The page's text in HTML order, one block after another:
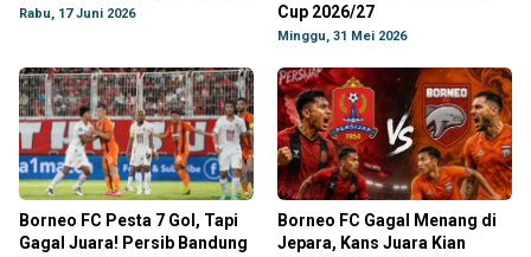
Rabu, 17 Juni 2026
Cup 2026/27
Minggu, 31 Mei 2026
Borneo FC Pesta 7 Gol, Tapi
Gagal Juara! Persib Bandung
Borneo FC Gagal Menang di
Jepara, Kans Juara Kian